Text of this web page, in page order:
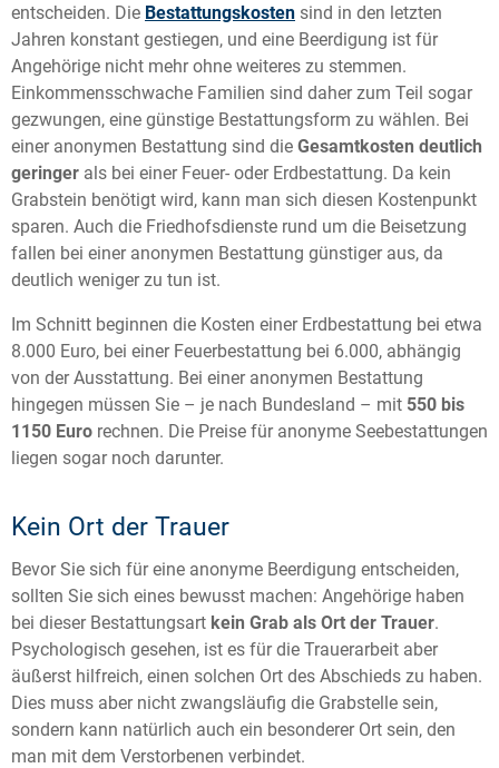
entscheiden. Die Bestattungskosten sind in den letzten
Jahren konstant gestiegen, und eine Beerdigung ist für
Angehörige nicht mehr ohne weiteres zu stemmen.
Einkommensschwache Familien sind daher zum Teil sogar
gezwungen, eine günstige Bestattungsform zu wählen. Bei
einer anonymen Bestattung sind die Gesamtkosten deutlich
geringer als bei einer Feuer- oder Erdbestattung. Da kein
Grabstein benötigt wird, kann man sich diesen Kostenpunkt
sparen. Auch die Friedhofsdienste rund um die Beisetzung
fallen bei einer anonymen Bestattung günstiger aus, da
deutlich weniger zu tun ist.
Im Schnitt beginnen die Kosten einer Erdbestattung bei etwa
8.000 Euro, bei einer Feuerbestattung bei 6.000, abhängig
von der Ausstattung. Bei einer anonymen Bestattung
hingegen müssen Sie – je nach Bundesland – mit 550 bis
1150 Euro rechnen. Die Preise für anonyme Seebestattungen
liegen sogar noch darunter.
Kein Ort der Trauer
Bevor Sie sich für eine anonyme Beerdigung entscheiden,
sollten Sie sich eines bewusst machen: Angehörige haben
bei dieser Bestattungsart kein Grab als Ort der Trauer.
Psychologisch gesehen, ist es für die Trauerarbeit aber
äußerst hilfreich, einen solchen Ort des Abschieds zu haben.
Dies muss aber nicht zwangsläufig die Grabstelle sein,
sondern kann natürlich auch ein besonderer Ort sein, den
man mit dem Verstorbenen verbindet.